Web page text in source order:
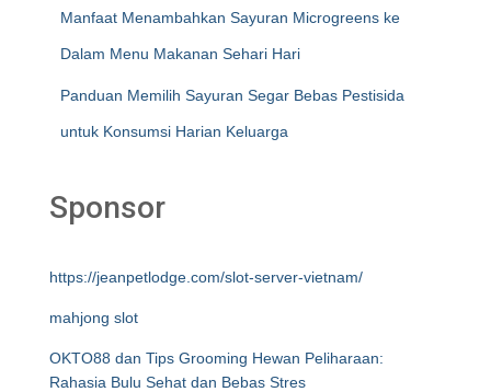
Manfaat Menambahkan Sayuran Microgreens ke
Dalam Menu Makanan Sehari Hari
Panduan Memilih Sayuran Segar Bebas Pestisida
untuk Konsumsi Harian Keluarga
Sponsor
https://jeanpetlodge.com/slot-server-vietnam/
mahjong slot
OKTO88 dan Tips Grooming Hewan Peliharaan:
Rahasia Bulu Sehat dan Bebas Stres